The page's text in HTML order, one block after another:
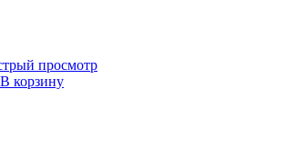
просмотр
В корзину